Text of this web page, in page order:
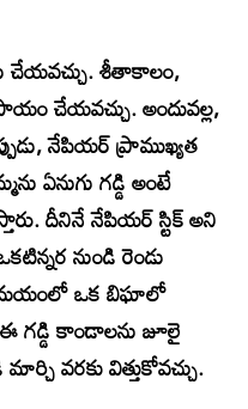
శీతాకాలం,
చేయవచ్చు. అందువల్ల,
నేపియర్ ప్రాముఖ్యత
ఏనుగు గడ్డి అంటే
దీనినే నేపియర్ స్టిక్ అని
నుండి రెండు
ఒక బిఘాలో
గడ్డి కాండాలను జూలై
వరకు విత్తుకోవచ్చు.